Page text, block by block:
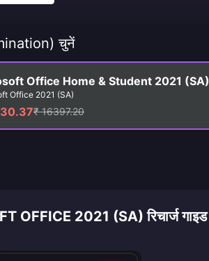
चुनें
Office Home & Student 2021 (SA)
Office 2021 (SA)
₹ 16397.20
OFFICE 2021 (SA) रिचार्ज गाइड